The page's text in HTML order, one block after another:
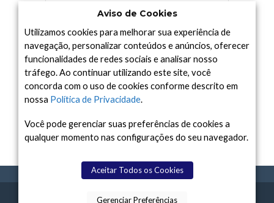
UNIVERSO
VÍDEO
Arquivo
Arquivo
TERMOS CONTATO SPACE TODAY
Aviso de Cookies
Utilizamos cookies para melhorar sua experiência de
navegação, personalizar conteúdos e anúncios, oferecer
funcionalidades de redes sociais e analisar nosso
tráfego. Ao continuar utilizando este site, você
concorda com o uso de cookies conforme descrito em
nossa Política de Privacidade.
Você pode gerenciar suas preferências de cookies a
qualquer momento nas configurações do seu navegador.
Aceitar Todos os Cookies
Gerenciar Preferências